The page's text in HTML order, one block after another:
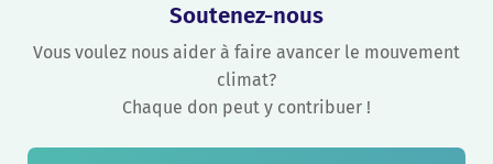
Soutenez-nous
Vous voulez nous aider à faire avancer le mouvement
climat?
Chaque don peut y contribuer !